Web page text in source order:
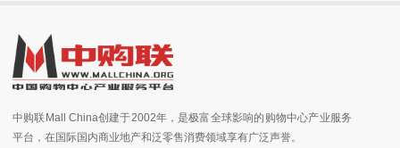
中购联Mall China创建于2002年，是极富全球影响的购物中心产业服务
平台，在国际国内商业地产和泛零售消费领域享有广泛声誉。